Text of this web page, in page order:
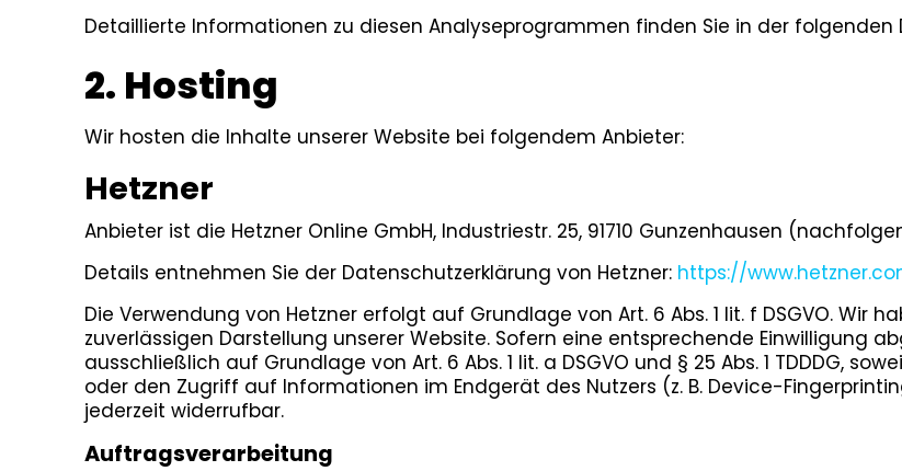
Detaillierte Informationen zu diesen Analyseprogrammen finden Sie in der folgenden
2. Hosting
Wir hosten die Inhalte unserer Website bei folgendem Anbieter:
Hetzner
Anbieter ist die Hetzner Online GmbH, Industriestr. 25, 91710 Gunzenhausen
Details entnehmen Sie der Datenschutzerklärung von Hetzner: https://
Die Verwendung von Hetzner erfolgt auf Grundlage von Art. 6 Abs. 1 lit. f DSGVO. Wir
zuverlässigen Darstellung unserer Website. Sofern eine entsprechende Einwilligung
ausschließlich auf Grundlage von Art. 6 Abs. 1 lit. a DSGVO und § 25 Abs. 1 TDDDG,
oder den Zugriff auf Informationen im Endgerät des Nutzers (z. B. Device-
jederzeit widerrufbar.
Auftragsverarbeitung